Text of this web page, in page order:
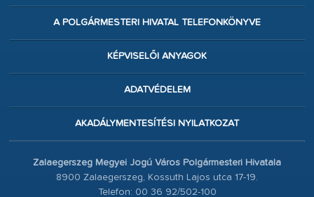
A POLGÁRMESTERI HIVATAL TELEFONKÖNYVE
KÉPVISELŐI ANYAGOK
ADATVÉDELEM
AKADÁLYMENTESÍTÉSI NYILATKOZAT
Zalaegerszeg Megyei Jogú Város Polgármesteri Hivatala
8900 Zalaegerszeg, Kossuth Lajos utca 17-19.
Telefon: 00 36 92/502-100